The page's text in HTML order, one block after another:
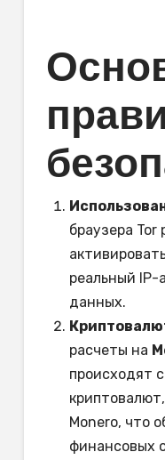
браузера Tor
реальный IP-
данных.
расчеты на
происходят
Monero, что
финансовых